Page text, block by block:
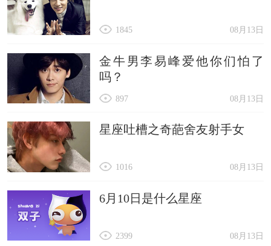
08月13日
1845
金牛男李易峰爱他你们怕了
吗？
08月13日
897
星座吐槽之奇葩舍友射手女
08月13日
1016
6月10日是什么星座
08月13日
2399